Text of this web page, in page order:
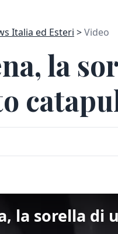
Italia ed Esteri Video
la
la sorella